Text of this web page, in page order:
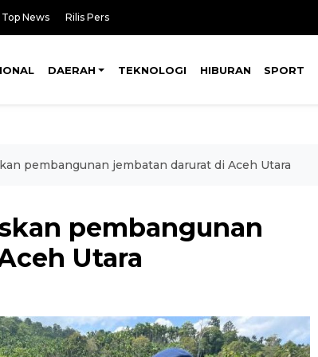
Top News Rilis Pers
DAERAH TEKNOLOGI HIBURAN SPORT
pembangunan jembatan darurat di Aceh Utara
pembangunan
Utara